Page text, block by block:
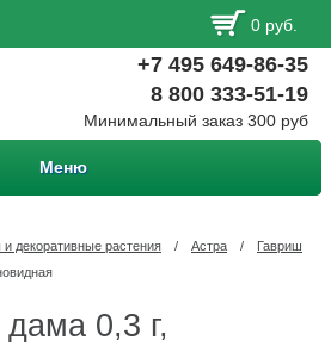
0 руб.
+7 495 649-86-35
8 800 333-51-19
Минимальный заказ 300 руб
Меню
декоративные растения / Астра /
Гавриш
0,3 г,